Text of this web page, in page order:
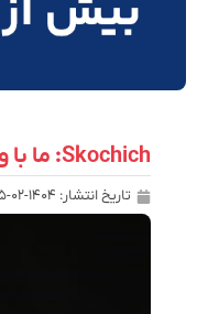
Skochich: ما با وقفه طولانی تمرکز خود را از دست دادیم
تاریخ انتشار: ۱۴۰۴-۰۲-۰۵